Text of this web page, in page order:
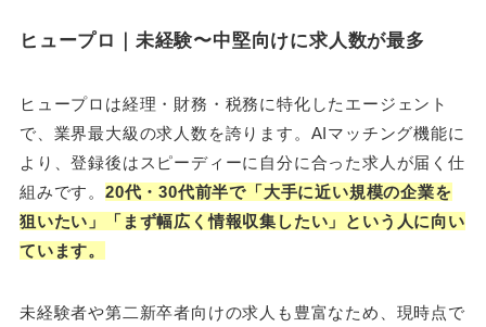
ヒュープロ｜未経験〜中堅向けに求人数が最多
ヒュープロは経理・財務・税務に特化したエージェント
で、業界最大級の求人数を誇ります。AIマッチング機能に
より、登録後はスピーディーに自分に合った求人が届く仕
組みです。 20代・30代前半で「大手に近い規模の企業を
狙いたい」「まず幅広く情報収集したい」という人に向い
ています。
未経験者や第二新卒者向けの求人も豊富なため、現時点で